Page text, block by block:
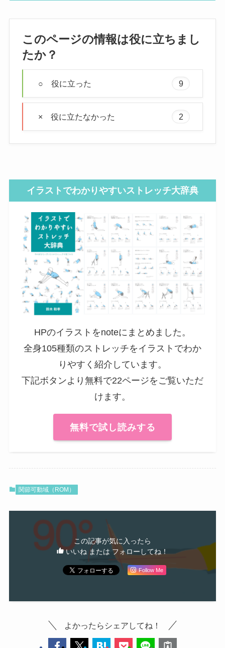
このページの情報は役に立ちまし
たか？
○ 役に立った 9
× 役に立たなかった 2
イラストでわかりやすいストレッチ大辞典
HPのイラストをnoteにまとめました。
全身105種類のストレッチをイラストでわか
りやすく紹介しています。
下記ボタンより無料で22ページをご覧いただ
けます。
無料で試し読みする
関節可動域（ROM）
この記事が気に入ったら
いいね または フォローしてね！
Follow Me
よかったらシェアしてね！